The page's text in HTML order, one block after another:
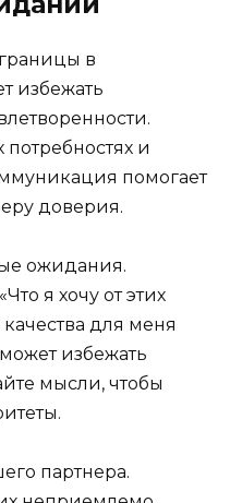
в
избежать
и
помогает
доверия.
ожидания.
я хочу от этих
для меня
избежать
мысли, чтобы
партнера.